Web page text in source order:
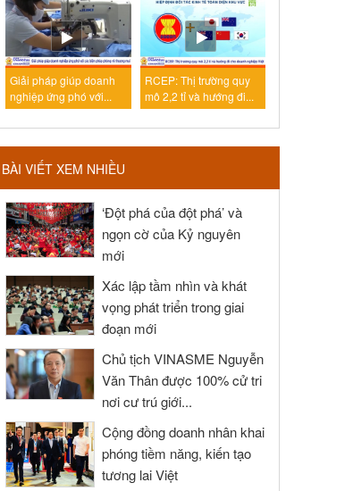
Giải pháp giúp doanh
nghiệp ứng phó với...
RCEP: Thị trường quy
mô 2,2 tỉ và hướng đi...
BÀI VIẾT XEM NHIỀU
‘Đột phá của đột phá’ và
ngọn cờ của Kỷ nguyên
mới
Xác lập tầm nhìn và khát
vọng phát triển trong giai
đoạn mới
Chủ tịch VINASME Nguyễn
Văn Thân được 100% cử tri
nơi cư trú giới...
Cộng đồng doanh nhân khai
phóng tiềm năng, kiến tạo
tương lai Việt